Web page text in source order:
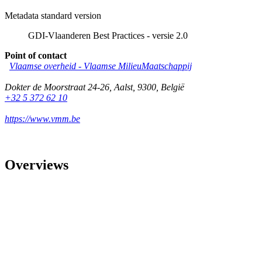
Metadata standard version
GDI-Vlaanderen Best Practices - versie 2.0
Point of contact
Vlaamse overheid - Vlaamse MilieuMaatschappij
Dokter de Moorstraat 24-26 Aalst, 9300 België
+32 5 372 62 10
https://www.vmm.be
Overviews